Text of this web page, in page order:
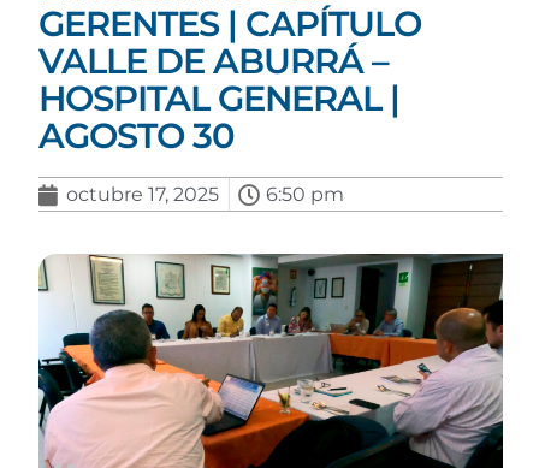
GERENTES | CAPÍTULO
VALLE DE ABURRÁ –
HOSPITAL GENERAL |
AGOSTO 30
octubre 17, 2025 6:50 pm